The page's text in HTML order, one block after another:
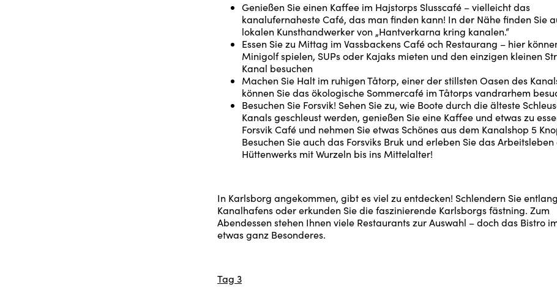
Genießen Sie einen Kaffee im Hajstorps Slusscafé – vielleicht das
kanalufernaheste Café, das man finden kann! In der Nähe finden Sie
lokalen Kunsthandwerker von „Hantverkarna kring kanalen.“
Essen Sie zu Mittag im Vassbackens Café och Restaurang – hier
Minigolf spielen, SUPs oder Kajaks mieten und den einzigen kleinen
Kanal besuchen
Machen Sie Halt im ruhigen Tåtorp, einer der stillsten Oasen des
können Sie das ökologische Sommercafé im Tåtorps vandrarhem
Besuchen Sie Forsvik! Sehen Sie zu, wie Boote durch die älteste
Kanals geschleust werden, genießen Sie eine Kaffee und etwas zu
Forsvik Café und nehmen Sie etwas Schönes aus dem Kanalshop 5
Besuchen Sie auch das Forsviks Bruk und erleben Sie das Arbeitsleben
Hüttenwerks mit Wurzeln bis ins Mittelalter!
In Karlsborg angekommen, gibt es viel zu entdecken! Schlendern Sie
Kanalhafens oder erkunden Sie die faszinierende Karlsborgs fästning. Zum
Abendessen stehen Ihnen viele Restaurants zur Auswahl – doch das Bistro
etwas ganz Besonderes.
Tag 3